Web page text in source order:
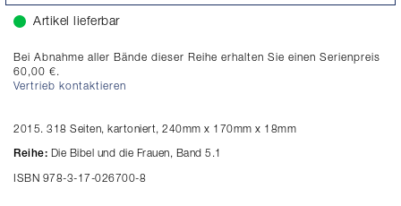
Artikel lieferbar
Bei Abnahme aller Bände dieser Reihe erhalten Sie einen Serienpreis
60,00 €.
Vertrieb kontaktieren
2015. 318 Seiten, kartoniert, 240mm x 170mm x 18mm
Reihe: Die Bibel und die Frauen, Band 5.1
ISBN 978-3-17-026700-8